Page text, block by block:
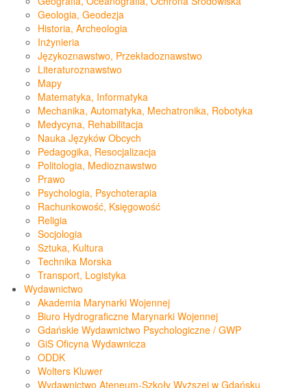
Geologia, Geodezja
Historia, Archeologia
Inżynieria
Językoznawstwo, Przekładoznawstwo
Literaturoznawstwo
Mapy
Matematyka, Informatyka
Mechanika, Automatyka, Mechatronika, Robotyka
Medycyna, Rehabilitacja
Nauka Języków Obcych
Pedagogika, Resocjalizacja
Politologia, Medioznawstwo
Prawo
Psychologia, Psychoterapia
Rachunkowość, Księgowość
Religia
Socjologia
Sztuka, Kultura
Technika Morska
Transport, Logistyka
Wydawnictwo
Akademia Marynarki Wojennej
Biuro Hydrograficzne Marynarki Wojennej
Gdańskie Wydawnictwo Psychologiczne / GWP
GiS Oficyna Wydawnicza
ODDK
Wolters Kluwer
Wydawnictwo Ateneum-Szkoły Wyższej w Gdańsku